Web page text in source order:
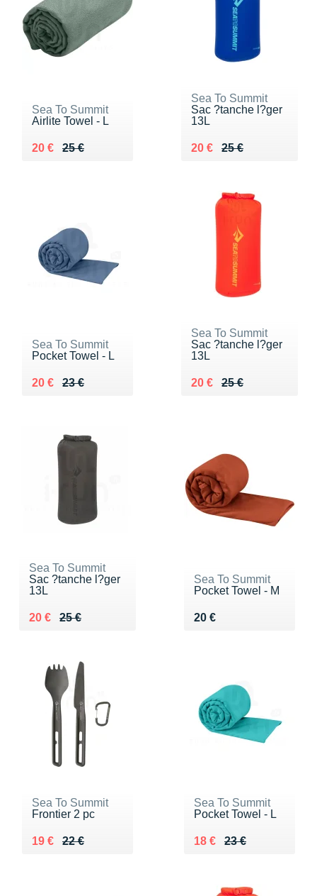
Sea To Summit
Airlite Towel - L
25 €
Au lieu de 25 €
20 €
Vendu 20 €
Sea To Summit
Sac ?tanche l?ger
13L
25 €
Au lieu de 25 €
20 €
Vendu 20 €
Sea To Summit
Pocket Towel - L
23 €
Au lieu de 23 €
20 €
Vendu 20 €
Sea To Summit
Sac ?tanche l?ger
13L
25 €
Au lieu de 25 €
20 €
Vendu 20 €
Sea To Summit
Sac ?tanche l?ger
13L
25 €
Au lieu de 25 €
20 €
Vendu 20 €
Sea To Summit
Pocket Towel - M
20 €
Vendu 20 €
Sea To Summit
Frontier 2 pc
22 €
Au lieu de 22 €
19 €
Vendu 19 €
Sea To Summit
Pocket Towel - L
23 €
Au lieu de 23 €
18 €
Vendu 18 €